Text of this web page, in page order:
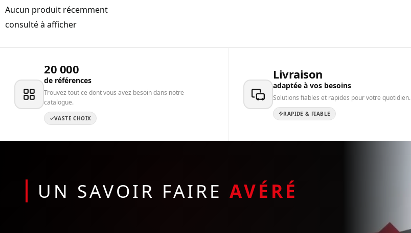
Aucun produit récemment
consulté à afficher
20 000
de références
Trouvez tout ce dont vous avez besoin dans notre
catalogue.
VASTE CHOIX
Livraison
adaptée à vos besoins
Solutions fiables et rapides pour votre quotidien.
RAPIDE & FIABLE
UN SAVOIR FAIRE AVÉRÉ